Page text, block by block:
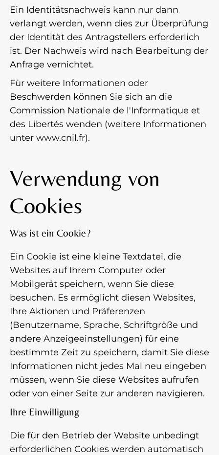
Ein Identitätsnachweis kann nur dann
verlangt werden, wenn dies zur Überprüfung
der Identität des Antragstellers erforderlich
ist. Der Nachweis wird nach Bearbeitung der
Anfrage vernichtet.
Für weitere Informationen oder
Beschwerden können Sie sich an die
Commission Nationale de l'Informatique et
des Libertés wenden (weitere Informationen
unter www.cnil.fr).
Verwendung von
Cookies
Was ist ein Cookie?
Ein Cookie ist eine kleine Textdatei, die
Websites auf Ihrem Computer oder
Mobilgerät speichern, wenn Sie diese
besuchen. Es ermöglicht diesen Websites,
Ihre Aktionen und Präferenzen
(Benutzername, Sprache, Schriftgröße und
andere Anzeigeeinstellungen) für eine
bestimmte Zeit zu speichern, damit Sie diese
Informationen nicht jedes Mal neu eingeben
müssen, wenn Sie diese Websites aufrufen
oder von einer Seite zur anderen navigieren.
Ihre Einwilligung
Die für den Betrieb der Website unbedingt
erforderlichen Cookies werden automatisch